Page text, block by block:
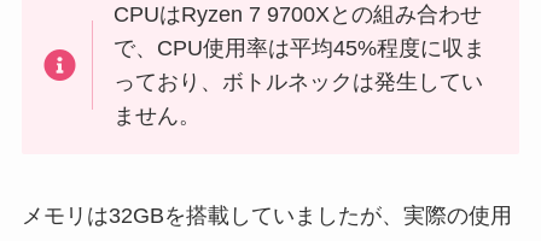
CPUはRyzen 7 9700Xとの組み合わせ
で、CPU使用率は平均45%程度に収ま
っており、ボトルネックは発生してい
ません。
メモリは32GBを搭載していましたが、実際の使用